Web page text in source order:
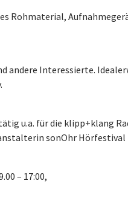
Rohmaterial,
andere Interessierte.
u.a. für die klipp+klang
sonOhr Hörfestival
– 17:00,